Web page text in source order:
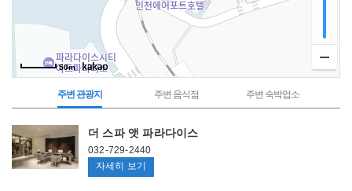
50m
주변 관광지 주변 음식점 주변 숙박업소
변
관
광
지
더 스파 앳 파라다이스
032-729-2440
더
자세히 보기